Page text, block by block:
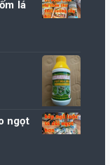
lá
ngọt